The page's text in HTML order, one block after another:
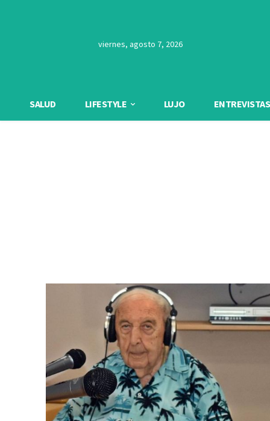
viernes, agosto 7, 2026
SALUD LIFESTYLE LUJO ENTREVISTAS